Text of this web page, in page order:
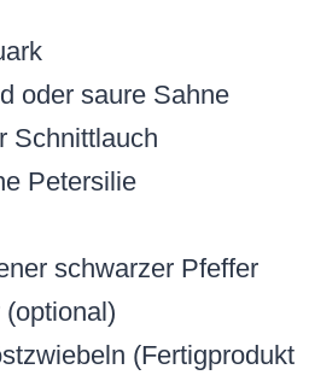
oder saure Sahne
Schnittlauch
Petersilie
schwarzer Pfeffer
(Fertigprodukt